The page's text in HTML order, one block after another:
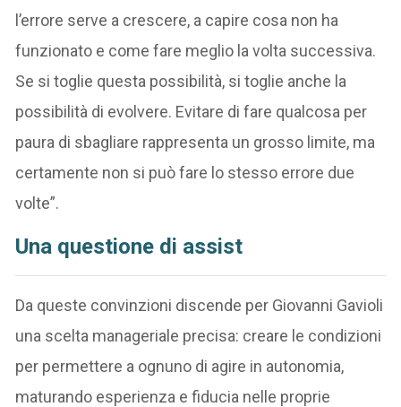
l’errore serve a crescere, a capire cosa non ha
funzionato e come fare meglio la volta successiva.
Se si toglie questa possibilità, si toglie anche la
possibilità di evolvere. Evitare di fare qualcosa per
paura di sbagliare rappresenta un grosso limite, ma
certamente non si può fare lo stesso errore due
volte”.
Una questione di assist
Da queste convinzioni discende per Giovanni Gavioli
una scelta manageriale precisa: creare le condizioni
per permettere a ognuno di agire in autonomia,
maturando esperienza e fiducia nelle proprie